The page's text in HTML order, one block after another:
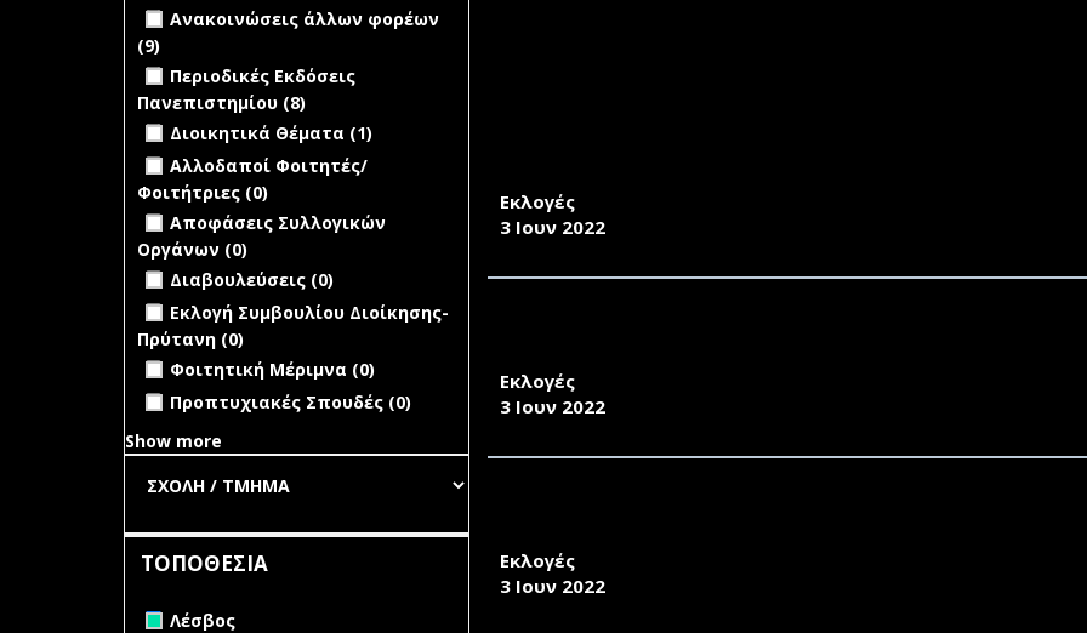
Εκλογές
3 Ιουν 2022
Εκλογές
3 Ιουν 2022
Εκλογές
3 Ιουν 2022
filter
Διακρίσεις
Apply Ανακοινώσεις άλλων φορέων
filter
Ανακοινώσεις άλλων φορέων
(9)
φορέων filter
Apply Περιοδικές Εκδόσεις
Πανεπιστημίου filter
Περιοδικές Εκδόσεις
Πανεπιστημίου (8)
Εκδόσεις
filter
Apply Διοικητικά Θέματα filter
Διοικητικά Θέματα (1)
undefined
Αλλοδαποί Φοιτητές/
Φοιτήτριες (0)
undefined
Αποφάσεις Συλλογικών
Οργάνων (0)
undefined
Διαβουλεύσεις (0)
undefined
Εκλογή Συμβουλίου Διοίκησης-
Πρύτανη (0)
undefined
Φοιτητική Μέριμνα (0)
undefined
Προπτυχιακές Σπουδές (0)
Show more
ΤΟΠΟΘΕΣΙΑ
Remove Λέσβος filter
Λέσβος